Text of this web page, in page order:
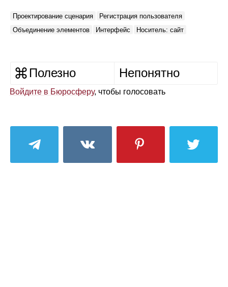
Проектирование сценария
Регистрация пользователя
Объединение элементов
Интерфейс Носитель: сайт
Полезно Непонятно
Войдите в Бюросферу, чтобы голосовать